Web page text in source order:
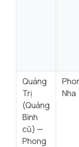
Quảng
Trị
(Quảng
Bình
cũ) —
Phong
Nha